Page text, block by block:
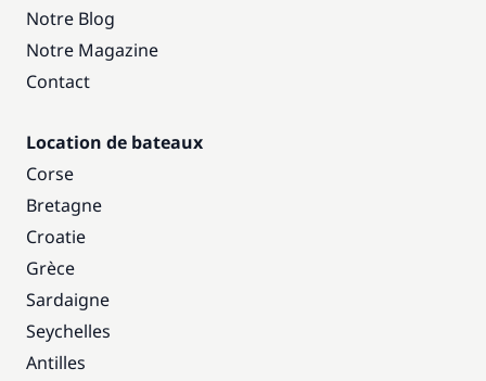
Notre Blog
Notre Magazine
Contact
Location de bateaux
Corse
Bretagne
Croatie
Grèce
Sardaigne
Seychelles
Antilles